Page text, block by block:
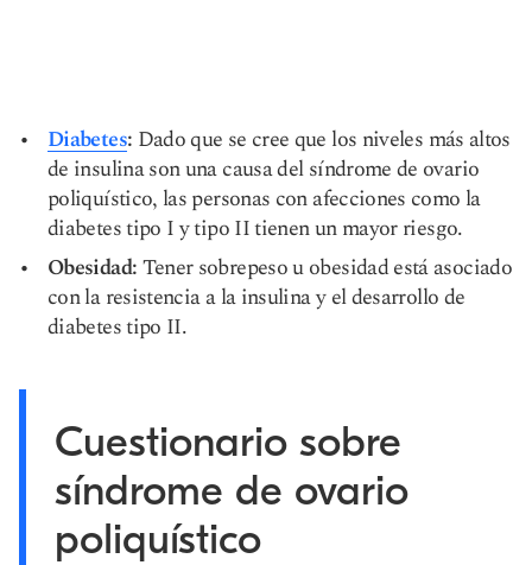
Diabetes: Dado que se cree que los niveles más altos
de insulina son una causa del síndrome de ovario
poliquístico, las personas con afecciones como la
diabetes tipo I y tipo II tienen un mayor riesgo.
Obesidad:Tener sobrepeso u obesidad está asociado
con la resistencia a la insulina y el desarrollo de
diabetes tipo II.
Cuestionario sobre
síndrome de ovario
poliquístico